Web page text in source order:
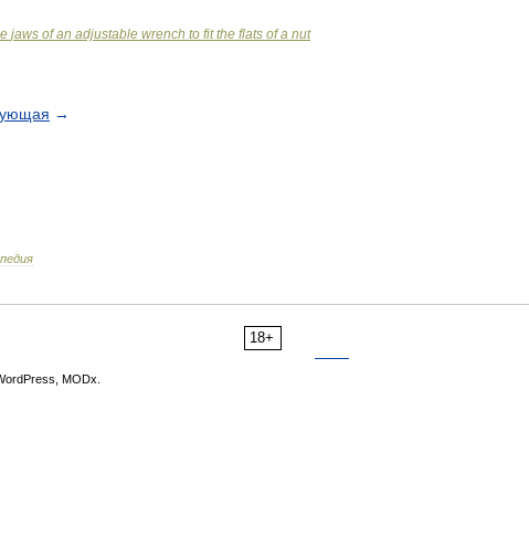
jaws of an adjustable wrench to fit the flats of a nut
→
18+
MODx.